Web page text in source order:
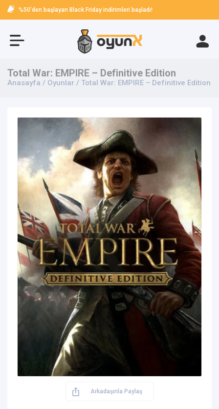
%50'den başlayan Black Friday indirimleri başladı!
Total War: EMPIRE – Definitive Edition
Anasayfa / Oyunlar / Total War: EMPIRE – Definitive Edition
Arkadaşınla Paylaş